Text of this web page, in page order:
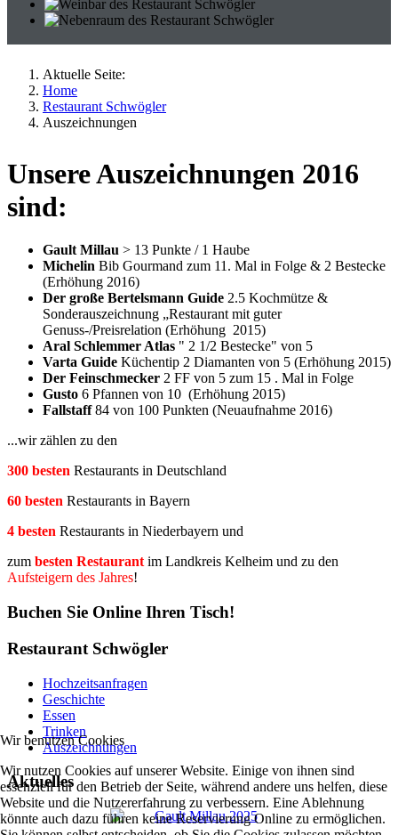
Aktuelle Seite:
Home
Restaurant Schwögler
Auszeichnungen
Unsere Auszeichnungen 2016
sind:
Gault Millau > 13 Punkte / 1 Haube
Michelin Bib Gourmand zum 11. Mal in Folge & 2 Bestecke
(Erhöhung 2016)
Der große Bertelsmann Guide 2.5 Kochmütze &
Sonderauszeichnung „Restaurant mit guter
Genuss-/Preisrelation (Erhöhung 2015)
Aral Schlemmer Atlas " 2 1/2 Bestecke" von 5
Varta Guide Küchentip 2 Diamanten von 5 (Erhöhung 2015)
Der Feinschmecker 2 FF von 5 zum 15 . Mal in Folge
Gusto 6 Pfannen von 10 (Erhöhung 2015)
Fallstaff84 von 100 Punkten (Neuaufnahme 2016)
...wir zählen zu den
300 besten Restaurants in Deutschland
60 besten Restaurants in Bayern
4 besten Restaurants in Niederbayern und
zum besten Restaurantim Landkreis Kelheim und zu den
Aufsteigern des Jahres!
Buchen Sie Online Ihren Tisch!
Restaurant Schwögler
Hochzeitsanfragen
Geschichte
Essen
Trinken
Auszeichnungen
Aktuelles
Wir benutzen Cookies
Wir nutzen Cookies auf unserer Website. Einige von ihnen sind
essenziell für den Betrieb der Seite, während andere uns helfen, diese
Website und die Nutzererfahrung zu verbessern. Eine Ablehnung
könnte auch dazu führen keine Reservierung Online zu ermöglichen.